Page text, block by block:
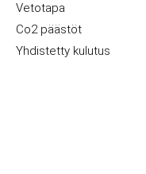
Vetotapa
Co2 päästöt
Yhdistetty kulutus